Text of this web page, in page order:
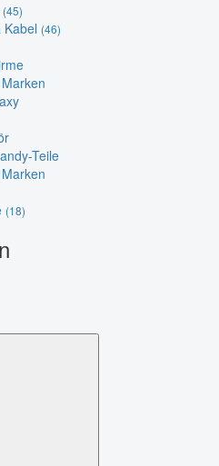
(45)
Kabel (46)
Teile
(18)